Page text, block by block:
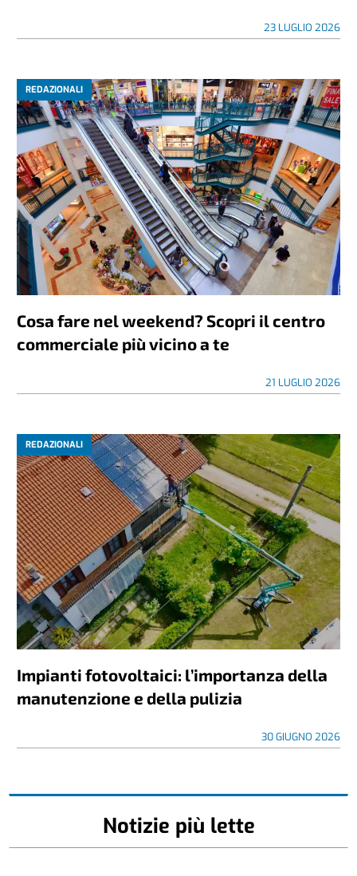
23 LUGLIO 2026
REDAZIONALI
Cosa fare nel weekend? Scopri il centro
commerciale più vicino a te
21 LUGLIO 2026
REDAZIONALI
Impianti fotovoltaici: l’importanza della
manutenzione e della pulizia
30 GIUGNO 2026
Notizie più lette